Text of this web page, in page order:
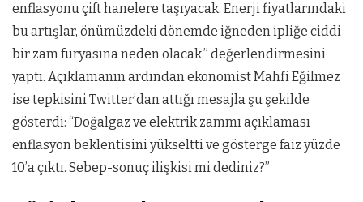
enflasyonu çift hanelere taşıyacak. Enerji fiyatlarındaki
bu artışlar, önümüzdeki dönemde iğneden ipliğe ciddi
bir zam furyasına neden olacak.” değerlendirmesini
yaptı. Açıklamanın ardından ekonomist Mahfi Eğilmez
ise tepkisini Twitter’dan attığı mesajla şu şekilde
gösterdi: “Doğalgaz ve elektrik zammı açıklaması
enflasyon beklentisini yükseltti ve gösterge faiz yüzde
10’a çıktı. Sebep-sonuç ilişkisi mi dediniz?”